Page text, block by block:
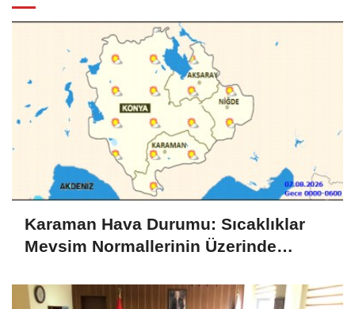
Karaman Hava Durumu: Sıcaklıklar
Mevsim Normallerinin Üzerinde